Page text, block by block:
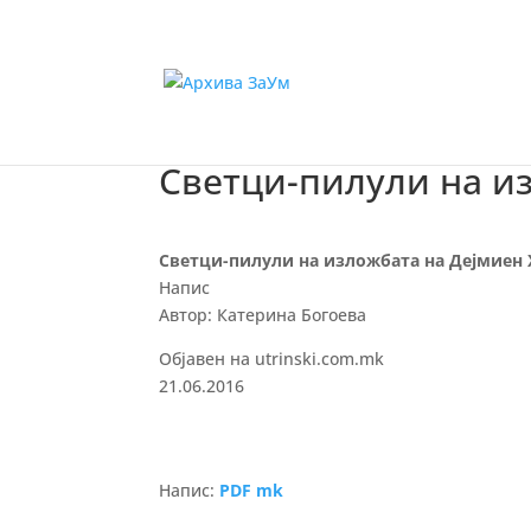
Светци-пилули на
Светци-пилули на изложбата на Дејмиен
Напис
Автор: Катерина Богоева
Објавен на utrinski.com.mk
21.06.2016
Напис: PDF mk